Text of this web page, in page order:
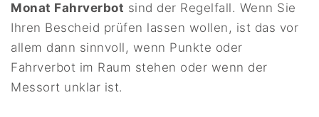
Monat Fahrverbot sind der Regelfall. Wenn Sie
Ihren Bescheid prüfen lassen wollen, ist das vor
allem dann sinnvoll, wenn Punkte oder
Fahrverbot im Raum stehen oder wenn der
Messort unklar ist.